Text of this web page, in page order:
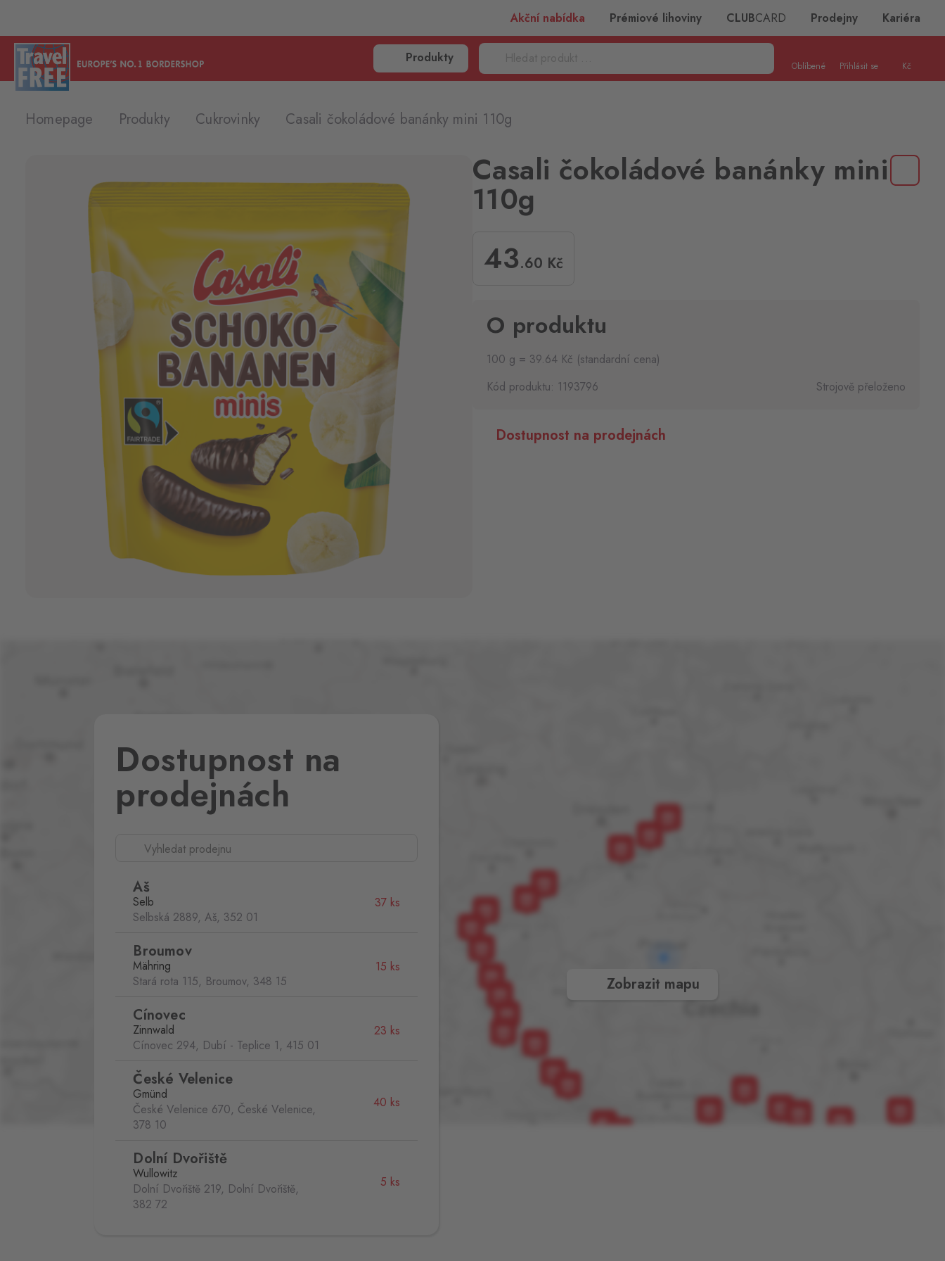
Akční nabídka Prémiové lihoviny CLUBCARD Prodejny Kariéra
Produkty
Oblíbené Přihlásit se Kč
Homepage Produkty Cukrovinky Casali čokoládové banánky mini 110g
Casali čokoládové banánky mini
110g
43.60 Kč
O produktu
100 g = 39.64 Kč (standardní cena)
Kód produktu: 1193796
Strojově přeloženo
Dostupnost na prodejnách
Zobrazit mapu
Dostupnost na
prodejnách
Aš
Selb
Selbská 2889, Aš, 352 01
37 ks
Broumov
Mähring
Stará rota 115, Broumov, 348 15
15 ks
Cínovec
Zinnwald
Cínovec 294, Dubí - Teplice 1, 415 01
23 ks
České Velenice
Gmünd
České Velenice 670, České Velenice,
378 10
40 ks
Dolní Dvořiště
Wullowitz
Dolní Dvořiště 219, Dolní Dvořiště,
382 72
5 ks